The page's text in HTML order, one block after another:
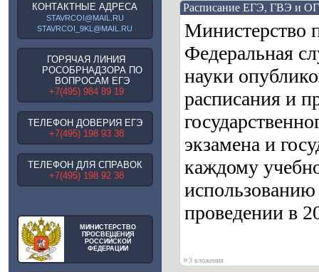
КОНТАКТНЫЕ АДРЕСА
STAVRCOI@MAIL.RU
STAVRCOI_9KL@MAIL.RU
ГОРЯЧАЯ ЛИНИЯ
РОСОБРНАДЗОРА ПО
ВОПРОСАМ ЕГЭ
+7(495) 984 89 19
ТЕЛЕФОН ДОВЕРИЯ ЕГЭ
+7(495) 198 93 38
ТЕЛЕФОН ДЛЯ СПРАВОК
+7(495) 198 92 38
МИНИСТЕРСТВО
ПРОСВЕЩЕНИЯ
РОССИЙСКОЙ
ФЕДЕРАЦИИ
Расписание ЕГЭ, ГВЭ и
Министерство
Федеральная
науки
расписания и
экзамена и
каждому
проведении в
»3 вложения